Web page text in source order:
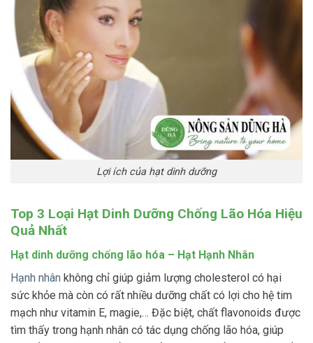
Lợi ích của hạt dinh dưỡng
Top 3 Loại Hạt Dinh Dưỡng Chống Lão Hóa Hiệu
Quả Nhất
Hạt dinh dưỡng chống lão hóa – Hạt Hạnh Nhân
Hạnh nhân không chỉ giúp giảm lượng cholesterol có hại
sức khỏe mà còn có rất nhiều dưỡng chất có lợi cho hệ tim
mạch như vitamin E, magie,… Đặc biệt, chất flavonoids được
tìm thấy trong hạnh nhân có tác dụng chống lão hóa, giúp